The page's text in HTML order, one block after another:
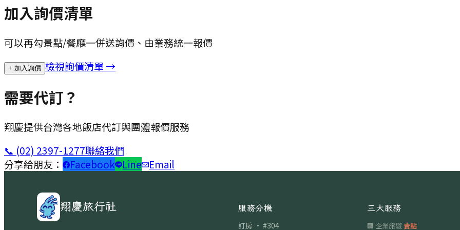
加入詢價清單
可以再勾景點/餐廳一併送詢價、由業務統一報價
+ 加入詢價 檢視詢價清單 →
需要代訂？
翔慶提供台灣各地飯店代訂與團體報價服務
📞 (02) 2397-1277聯絡我們
分享給朋友：
Facebook Line Email
翔慶旅行社 服務分機
訂房 · #304
三大服務
🏢 企業旅遊賣點